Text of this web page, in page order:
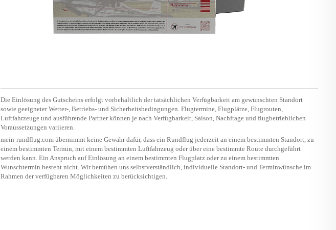
Die Einlösung des Gutscheins erfolgt vorbehaltlich der tatsächlichen Verfügbarkeit am gewünschten Standort
sowie geeigneter Wetter-, Betriebs- und Sicherheitsbedingungen. Flugtermine, Flugplätze, Flugrouten,
Luftfahrzeuge und ausführende Partner können je nach Verfügbarkeit, Saison, Nachfrage und flugbetrieblichen
Voraussetzungen variieren.
mein-rundflug.com übernimmt keine Gewähr dafür, dass ein Rundflug jederzeit an einem bestimmten Standort, zu
einem bestimmten Termin, mit einem bestimmten Luftfahrzeug oder über eine bestimmte Route durchgeführt
werden kann. Ein Anspruch auf Einlösung an einem bestimmten Flugplatz oder zu einem bestimmten
Wunschtermin besteht nicht. Wir bemühen uns selbstverständlich, individuelle Standort- und Terminwünsche im
Rahmen der verfügbaren Möglichkeiten zu berücksichtigen.